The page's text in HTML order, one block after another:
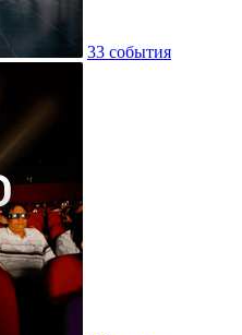
33 события